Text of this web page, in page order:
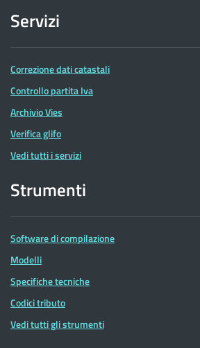
Servizi
Correzione dati catastali
Controllo partita Iva
Archivio Vies
Verifica glifo
Vedi tutti i servizi
Strumenti
Software di compilazione
Modelli
Specifiche tecniche
Codici tributo
Vedi tutti gli strumenti